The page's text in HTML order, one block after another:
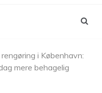
i København:
mere behagelig